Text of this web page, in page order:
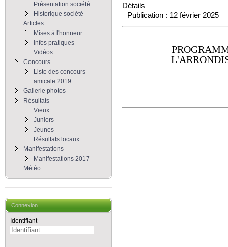
Présentation société
Historique société
Articles
Mises à l'honneur
Infos pratiques
Vidéos
Concours
Liste des concours
amicale 2019
Gallerie photos
Résultats
Vieux
Juniors
Jeunes
Résultats locaux
Manifestations
Manifestations 2017
Météo
Connexion
Identifiant
Détails
Publication : 12 février 2025